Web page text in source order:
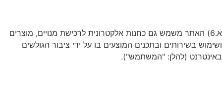
א.6) האתר משמש גם כחנות אלקטרונית לרכישת מנויים, מוצרים
ושימוש בשירותים ובתכנים המוצעים בו על ידי ציבור הגולשים
באינטרנט (להלן: "המשתמש").